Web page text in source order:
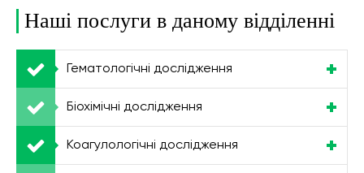
Наші послуги в даному відділенні
Гематологічні дослідження
Біохімічні дослідження
Коагулологічні дослідження